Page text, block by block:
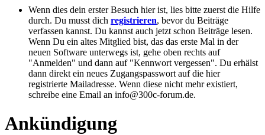
Wenn dies dein erster Besuch hier ist, lies bitte zuerst die Hilfe
durch. Du musst dich registrieren, bevor du Beiträge
verfassen kannst. Du kannst auch jetzt schon Beiträge lesen.
Wenn Du ein altes Mitglied bist, das das erste Mal in der
neuen Software unterwegs ist, gehe oben rechts auf
"Anmelden" und dann auf "Kennwort vergessen". Du erhälst
dann direkt ein neues Zugangspasswort auf die hier
registrierte Mailadresse. Wenn diese nicht mehr existiert,
schreibe eine Email an info@300c-forum.de.
Ankündigung